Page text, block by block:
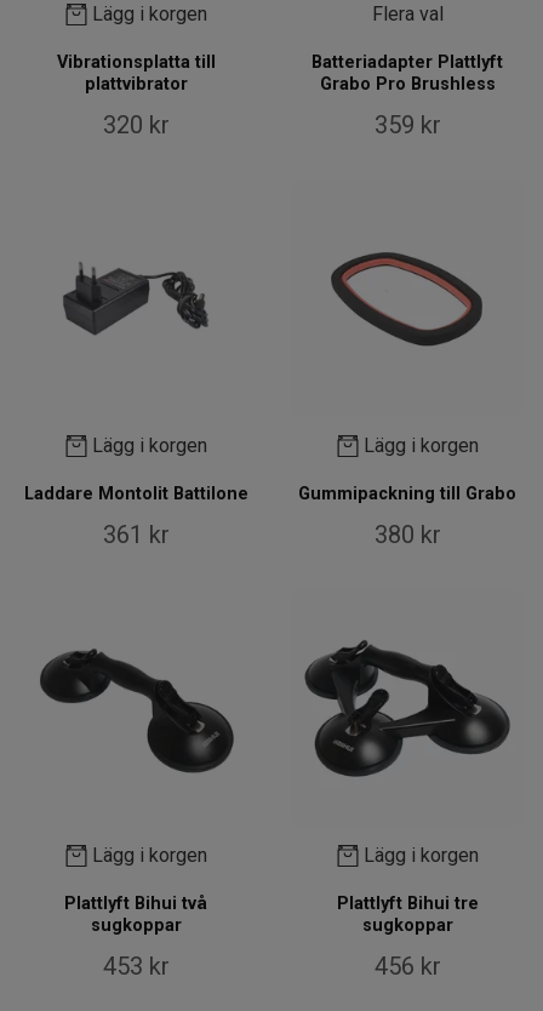
Lägg i korgen
Vibrationsplatta till
plattvibrator
320 kr
Flera val
Batteriadapter Plattlyft
Grabo Pro Brushless
359 kr
Lägg i korgen
Laddare Montolit Battilone
361 kr
Lägg i korgen
Gummipackning till Grabo
380 kr
Lägg i korgen
Plattlyft Bihui två
sugkoppar
453 kr
Lägg i korgen
Plattlyft Bihui tre
sugkoppar
456 kr